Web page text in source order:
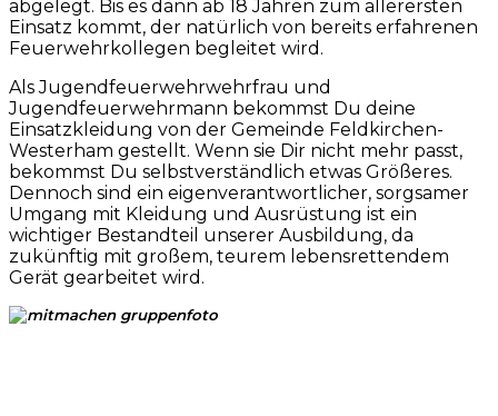
abgelegt. Bis es dann ab 18 Jahren zum allerersten
Einsatz kommt, der natürlich von bereits erfahrenen
Feuerwehrkollegen begleitet wird.
Als Jugendfeuerwehrwehrfrau und
Jugendfeuerwehrmann bekommst Du deine
Einsatzkleidung von der Gemeinde Feldkirchen-
Westerham gestellt. Wenn sie Dir nicht mehr passt,
bekommst Du selbstverständlich etwas Größeres.
Dennoch sind ein eigenverantwortlicher, sorgsamer
Umgang mit Kleidung und Ausrüstung ist ein
wichtiger Bestandteil unserer Ausbildung, da
zukünftig mit großem, teurem lebensrettendem
Gerät gearbeitet wird.